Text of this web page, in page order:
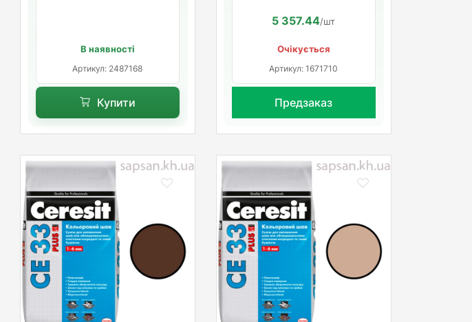
В наявності
Артикул: 2487168
Купити
5 357.44/шт
Очікується
Артикул: 1671710
Предзаказ